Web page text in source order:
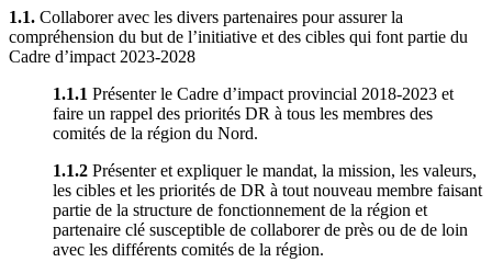
1.1. Collaborer avec les divers partenaires pour assurer la
compréhension du but de l’initiative et des cibles qui font partie du
Cadre d’impact 2023-2028
1.1.1 Présenter le Cadre d’impact provincial 2018-2023 et
faire un rappel des priorités DR à tous les membres des
comités de la région du Nord.
1.1.2 Présenter et expliquer le mandat, la mission, les valeurs,
les cibles et les priorités de DR à tout nouveau membre faisant
partie de la structure de fonctionnement de la région et
partenaire clé susceptible de collaborer de près ou de de loin
avec les différents comités de la région.